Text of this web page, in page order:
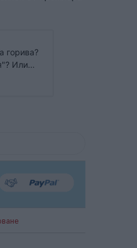
горива?
Или